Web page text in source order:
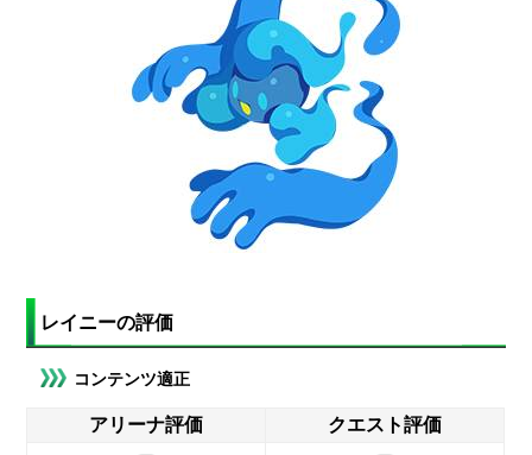
レイニーの評価
コンテンツ適正
アリーナ評価 クエスト評価